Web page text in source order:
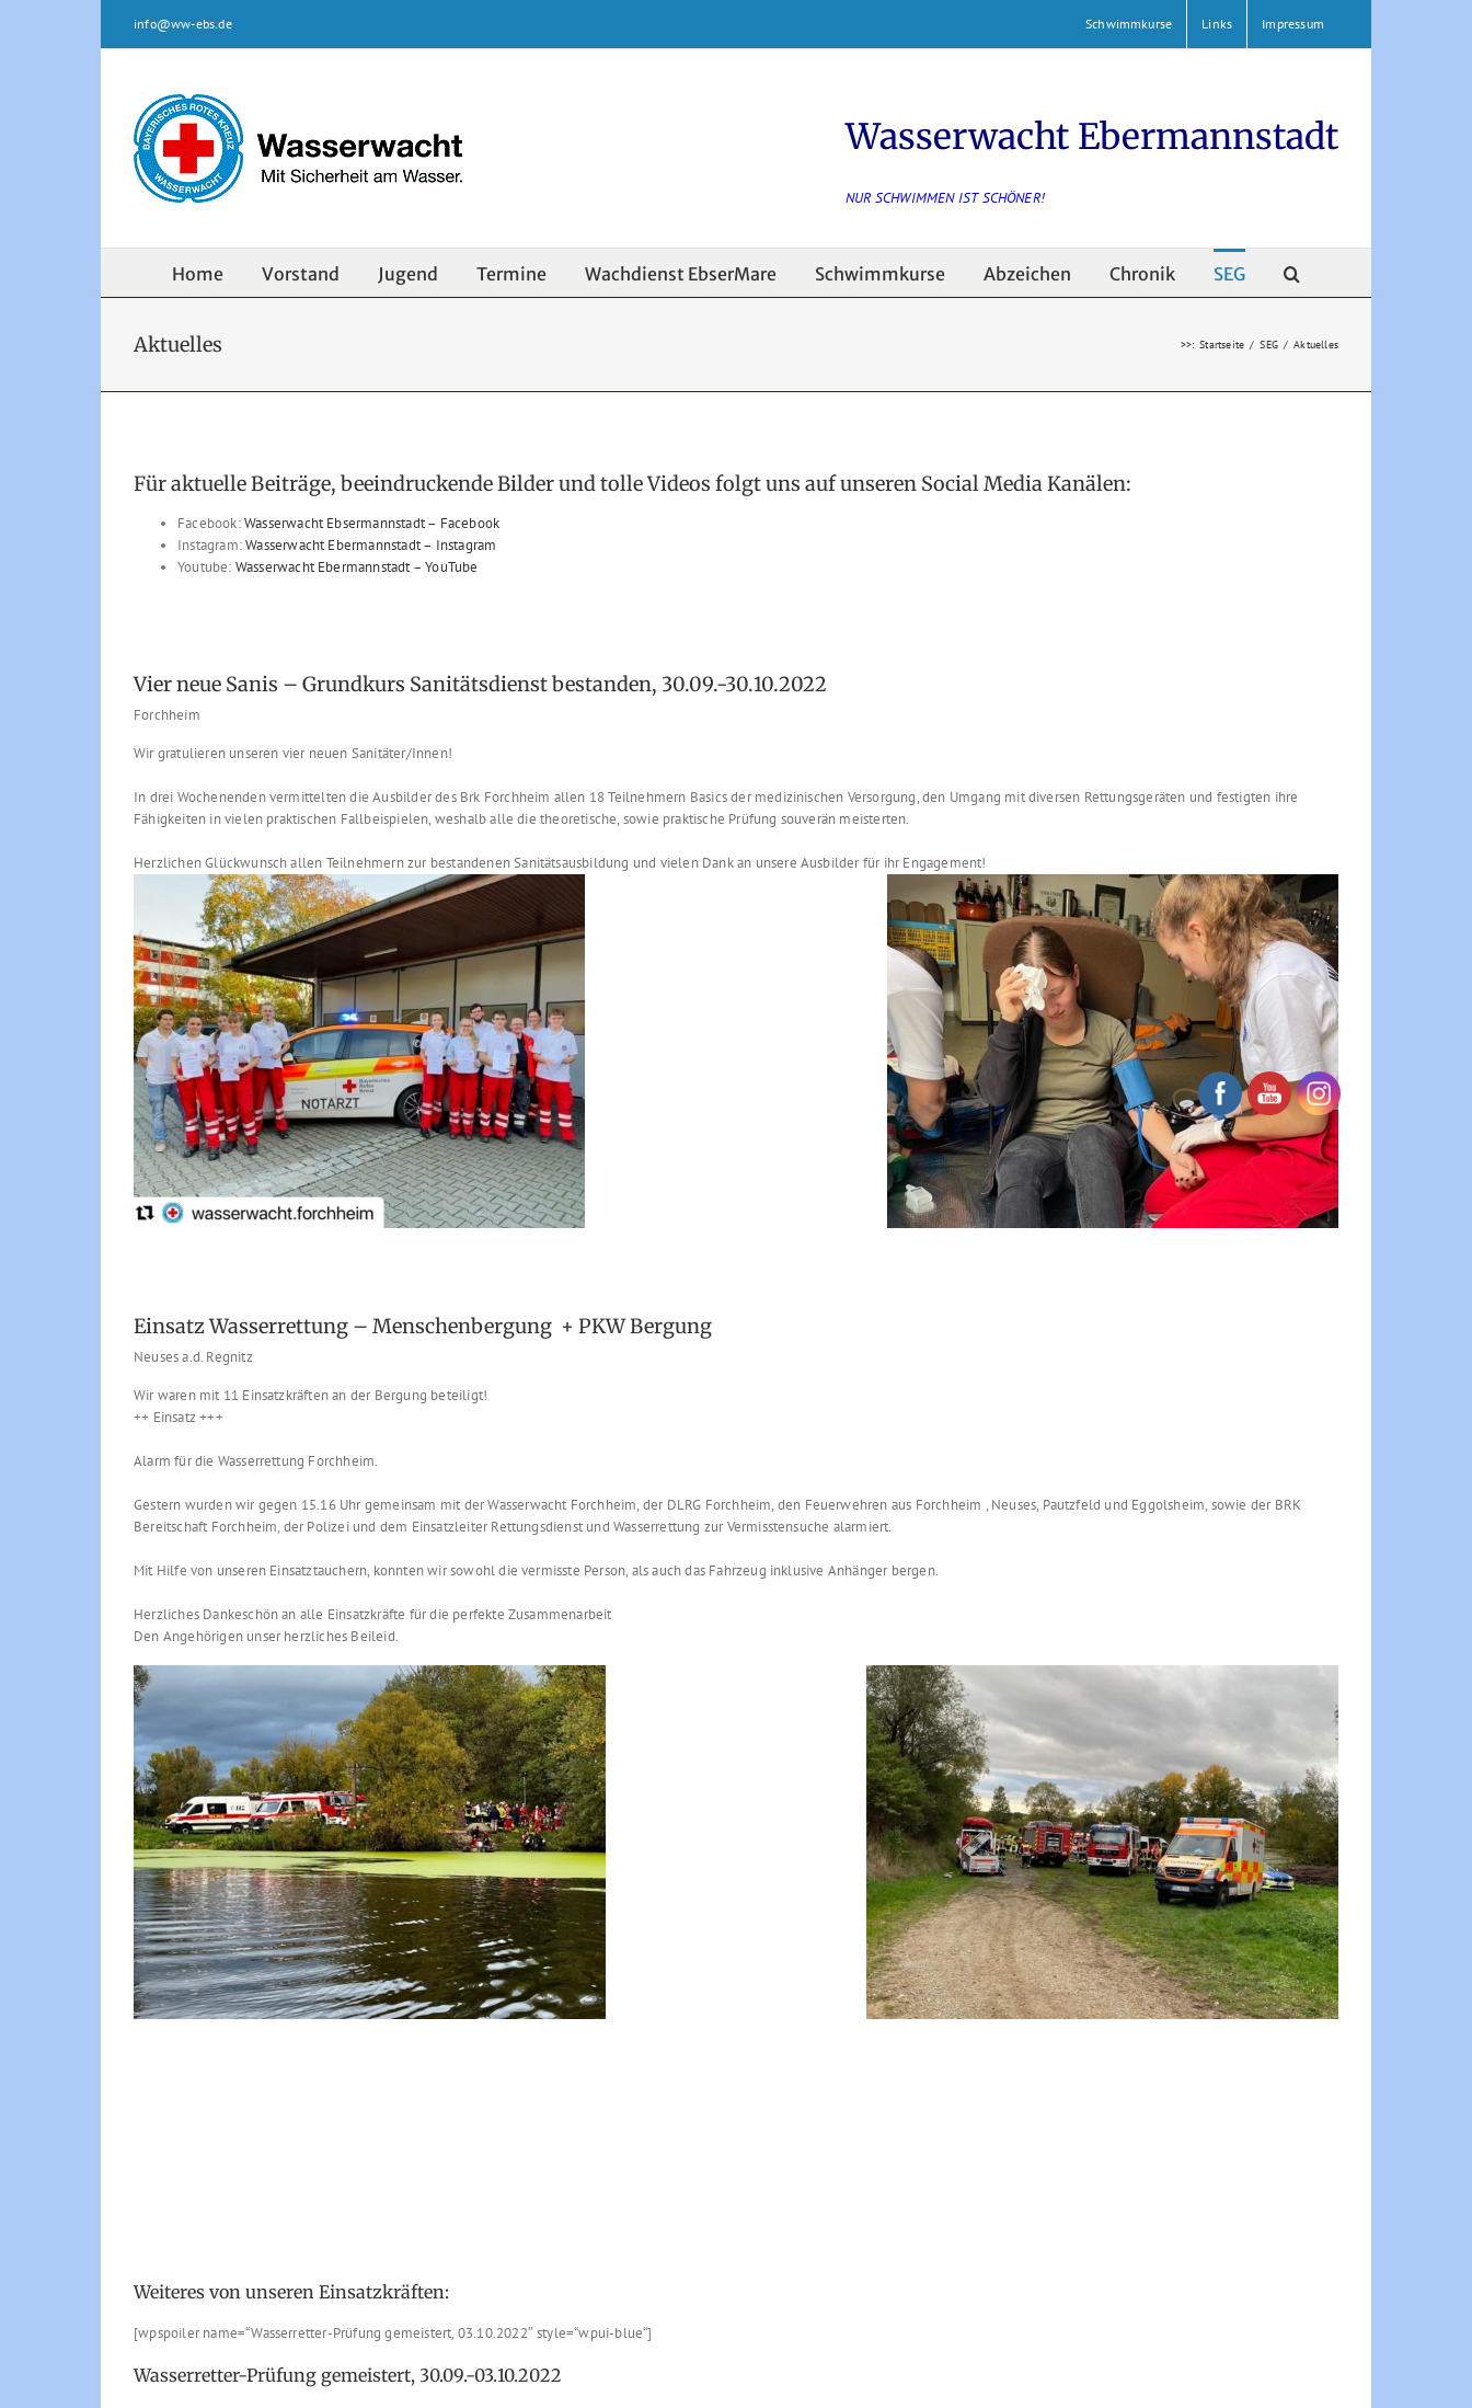
info@ww-ebs.de Schwimmkurse Links Impressum
Wasserwacht Ebermannstadt
NUR SCHWIMMEN IST SCHÖNER!
Home Vorstand Jugend Termine Wachdienst EbserMare Schwimmkurse Abzeichen Chronik SEG
Aktuelles >>: Startseite / SEG / Aktuelles
Für aktuelle Beiträge, beeindruckende Bilder und tolle Videos folgt uns auf unseren Social Media Kanälen:
Facebook:Wasserwacht Ebsermannstadt – Facebook
Instagram:Wasserwacht Ebermannstadt – Instagram
Youtube: Wasserwacht Ebermannstadt – YouTube
Vier neue Sanis – Grundkurs Sanitätsdienst bestanden, 30.09.-30.10.2022
Forchheim
Wir gratulieren unseren vier neuen Sanitäter/Innen!
In drei Wochenenden vermittelten die Ausbilder des Brk Forchheim allen 18 Teilnehmern Basics der medizinischen Versorgung, den Umgang mit diversen Rettungsgeräten und festigten ihre
Fähigkeiten in vielen praktischen Fallbeispielen, weshalb alle die theoretische, sowie praktische Prüfung souverän meisterten.
Herzlichen Glückwunsch allen Teilnehmern zur bestandenen Sanitätsausbildung und vielen Dank an unsere Ausbilder für ihr Engagement!
Einsatz Wasserrettung – Menschenbergung + PKW Bergung
Neuses a.d. Regnitz
Wir waren mit 11 Einsatzkräften an der Bergung beteiligt!
++ Einsatz +++
Alarm für die Wasserrettung Forchheim.
Gestern wurden wir gegen 15.16 Uhr gemeinsam mit der Wasserwacht Forchheim, der DLRG Forchheim, den Feuerwehren aus Forchheim , Neuses, Pautzfeld und Eggolsheim, sowie der BRK
Bereitschaft Forchheim, der Polizei und dem Einsatzleiter Rettungsdienst und Wasserrettung zur Vermisstensuche alarmiert.
Mit Hilfe von unseren Einsatztauchern, konnten wir sowohl die vermisste Person, als auch das Fahrzeug inklusive Anhänger bergen.
Herzliches Dankeschön an alle Einsatzkräfte für die perfekte Zusammenarbeit
Den Angehörigen unser herzliches Beileid.
Weiteres von unseren Einsatzkräften:
[wpspoiler name=“Wasserretter-Prüfung gemeistert, 03.10.2022″ style=“wpui-blue“]
Wasserretter-Prüfung gemeistert, 30.09.-03.10.2022